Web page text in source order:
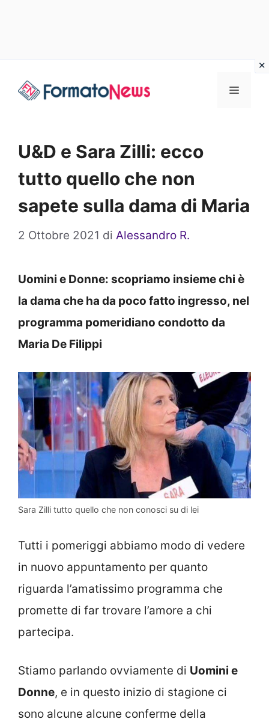
Menu
U&D e Sara Zilli: ecco
tutto quello che non
sapete sulla dama di Maria
2 Ottobre 2021 di Alessandro R.
Uomini e Donne: scopriamo insieme chi è
la dama che ha da poco fatto ingresso, nel
programma pomeridiano condotto da
Maria De Filippi
Sara Zilli tutto quello che non conosci su di lei
Tutti i pomeriggi abbiamo modo di vedere
in nuovo appuntamento per quanto
riguarda l’amatissimo programma che
promette di far trovare l’amore a chi
partecipa.
Stiamo parlando ovviamente di Uomini e
Donne, e in questo inizio di stagione ci
sono alcune alcune conferme della